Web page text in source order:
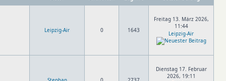
Leipzig-Air 0 1643
Freitag 13. März 2026,
11:44
Leipzig-Air
Dienstag 17. Februar
2026, 19:11